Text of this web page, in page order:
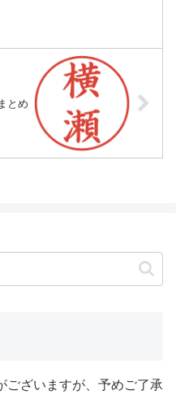
とめ
ざいますが、予めご了承